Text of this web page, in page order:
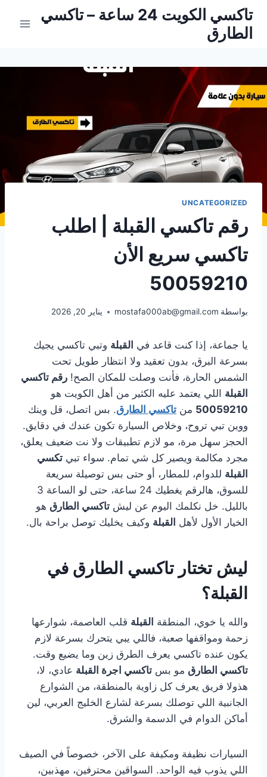
التجاوز
المحتوى
تاكسي الكويت 24 ساعة – تاكسي
الطارق
UNCATEGORIZED
رقم تاكسي القبلة | اطلب
تاكسي سريع الأن
50059210
بواسطة mostafa000ab@gmail.com يناير 20, 2026
يا جماعة، إذا كنت قاعد في القبلة وتبي تاكسي يجيك
بسرعة البرق، بدون تعقيد ولا انتظار طويل تحت
الشمس الحارة، فأنت وصلت للمكان الصح! رقم تاكسي
القبلة اللي يعتمد عليه الكثير من أهل الكويت هو
50059210 من تاكسي الطارق. بس اتصل، قل وينك
ووين تبي تروح، وخلاص السيارة تكون عندك في دقايق.
الحجز سهل مرة، مو لازم تطبيقات ولا نت ضعيف يعلق،
مجرد مكالمة ويصير كل شي تمام. سواء تبي تكسي
القبلة للدوام، للمطار، أو حتى بس توصيلة سريعة
للسوق، هالرقم يغطيك 24 ساعة، حتى لو الساعة 3
بالليل. خل نكلمك اليوم عن ليش تاكسي الطارق هو
الخيار الأول لأهل القبلة وكيف يخليك توصل براحة بال.
ليش تختار تاكسي الطارق في
القبلة؟
والله يا خوي، المنطقة القبلة قلب العاصمة، شوارعها
زحمة ومواقفها صعبة، فاللي يبي يتحرك بسرعة لازم
يكون عنده تاكسي يعرف الطرق زين وما يضيع وقت.
تاكسي الطارق مو بس تاكسي اجرة القبلة عادي، لا،
هذولا فريق يعرف كل زاوية بالمنطقة، من الشوارع
الجانبية اللي توصلك بسرعة لشارع الخليج العربي، لين
أماكن الدوام في الدسمة والشرق.
السيارات نظيفة ومكيفة على الآخر، خصوصاً في الصيف
اللي يذوب فيه الواحد. السواقين محترفين، مهذبين،